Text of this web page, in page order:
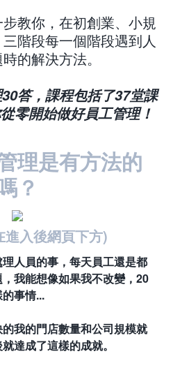
教你，在初創業、小規
階段每一個階段遇到人
的解決方法。
答，課程包括了37堂課
零開始做好員工管理！
理是有方法的
？
進入後網頁下方)
人員的事，每天員工還是都
我能想像如果我不改變，20
事情...
我的門店數量和公司規模就
達成了這樣的成就。